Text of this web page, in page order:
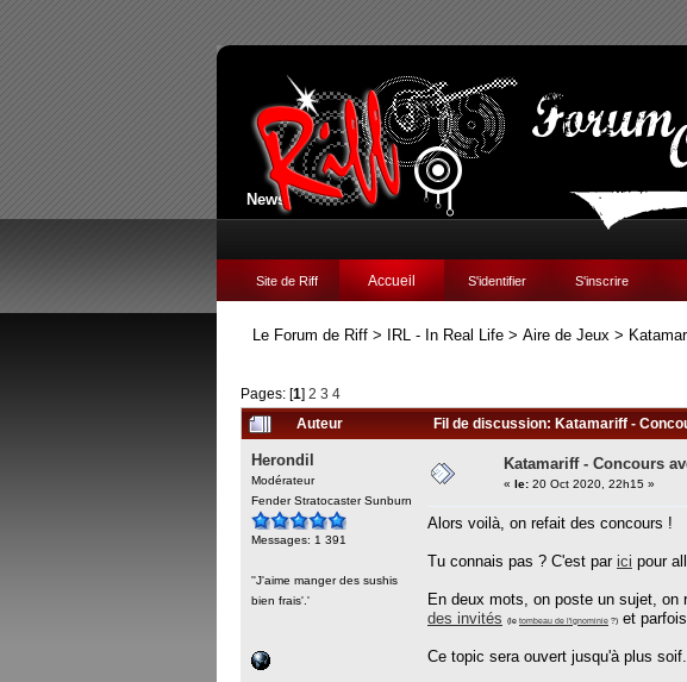
News:
Site de Riff Accueil S'identifier S'inscrire
Le Forum de Riff > IRL - In Real Life > Aire de Jeux >
Pages: [1] 2 3 4
Auteur Fil de discussion: Katamariff -
Herondil
Modérateur
Fender Stratocaster Sunburn
Messages: 1 391
''J'aime manger des sushis
bien frais'.'
Katamariff - Concours
« le: 20 Oct 2020, 22h15 »
Alors voilà, on refait des concours !
Tu connais pas ? C'est par ici pour
En deux mots, on poste un sujet, on
des invités
(le tombeau de l'ignominie ?) et
Ce topic sera ouvert jusqu'à plus soif.